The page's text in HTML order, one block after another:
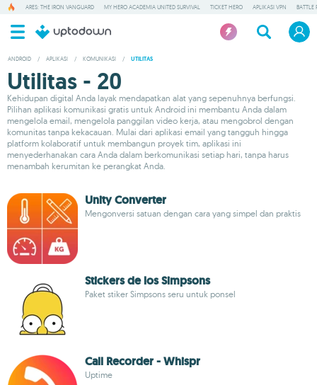
ARES: THE IRON VANGUARD MY HERO ACADEMIA UNITED SURVIVAL TICKET HERO APLIKASI VPN BATTLE
ANDROID / APLIKASI / KOMUNIKASI / UTILITAS
Utilitas - 20
Kehidupan digital Anda layak mendapatkan alat yang sepenuhnya berfungsi.
Pilihan aplikasi komunikasi gratis untuk Android ini membantu Anda dalam
mengelola email, mengelola panggilan video kerja, atau mengobrol dengan
komunitas tanpa kekacauan. Mulai dari aplikasi email yang tangguh hingga
platform kolaboratif untuk membangun proyek tim, aplikasi ini
menyederhanakan cara Anda dalam berkomunikasi setiap hari, tanpa harus
menambah kerumitan ke perangkat Anda.
Unity Converter
Mengonversi satuan dengan cara yang simpel dan praktis
Stickers de los Simpsons
Paket stiker Simpsons seru untuk ponsel
Call Recorder - Whispr
Uptime